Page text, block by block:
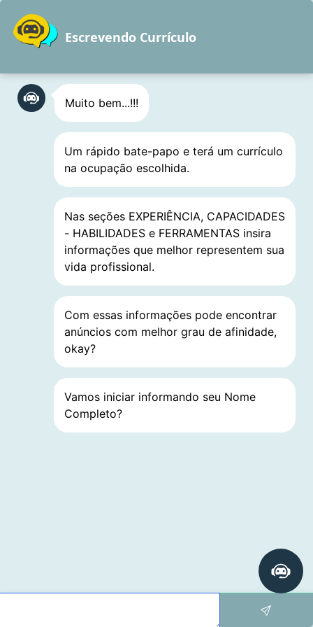
Pular
para
conteúdo
Setor Atuarial
Tesoureiro, Controlador,
Atuário, Consultor e
Especialista
Escrevendo Currículo
Muito bem...!!!
Um rápido bate-papo e terá um currículo
na ocupação escolhida.
Nas seções EXPERIÊNCIA, CAPACIDADES
- HABILIDADES e FERRAMENTAS insira
informações que melhor representem sua
vida profissional.
Com essas informações pode encontrar
anúncios com melhor grau de afinidade,
okay?
Vamos iniciar informando seu Nome
Completo?